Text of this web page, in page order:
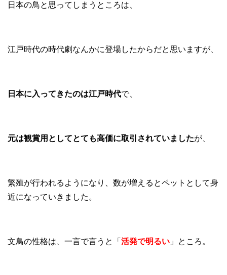
日本の鳥と思ってしまうところは、
江戸時代の時代劇なんかに登場したからだと思いますが、
日本に入ってきたのは江戸時代で、
元は観賞用としてとても高価に取引されていましたが、
繁殖が行われるようになり、数が増えるとペットとして身
近になっていきました。
文鳥の性格は、一言で言うと「 活発で明るい 」ところ。